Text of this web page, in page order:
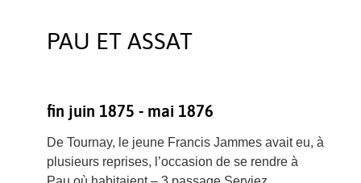
PAU ET ASSAT
fin juin 1875 - mai 1876
De Tournay, le jeune Francis Jammes avait eu, à
plusieurs reprises, l’occasion de se rendre à